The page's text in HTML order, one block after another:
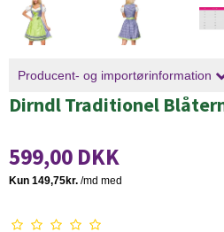
Producent- og importørinformation
Dirndl Traditionel
599,00 DKK